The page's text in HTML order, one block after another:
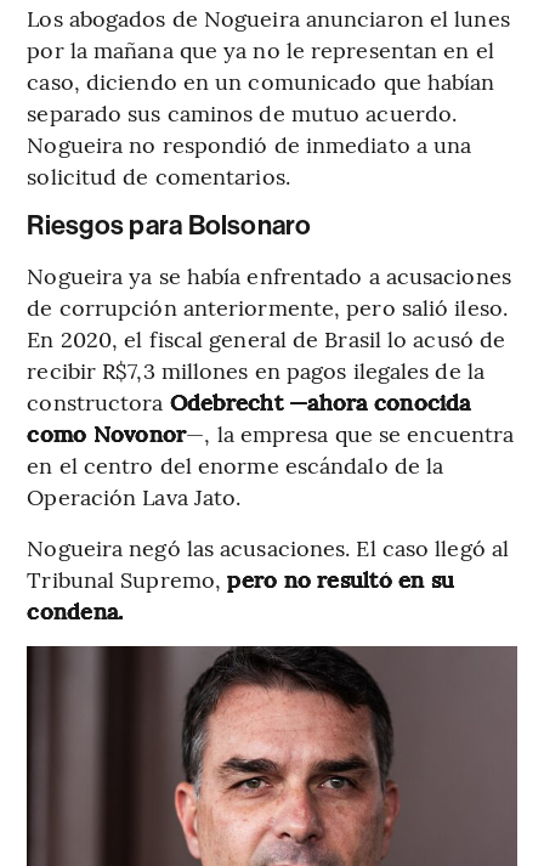
Los abogados de Nogueira anunciaron el lunes
por la mañana que ya no le representan en el
caso, diciendo en un comunicado que habían
separado sus caminos de mutuo acuerdo.
Nogueira no respondió de inmediato a una
solicitud de comentarios.
Riesgos para Bolsonaro
Nogueira ya se había enfrentado a acusaciones
de corrupción anteriormente, pero salió ileso.
En 2020, el fiscal general de Brasil lo acusó de
recibir R$7,3 millones en pagos ilegales de la
constructora Odebrecht —ahora conocida
como Novonor—, la empresa que se encuentra
en el centro del enorme escándalo de la
Operación Lava Jato.
Nogueira negó las acusaciones. El caso llegó al
Tribunal Supremo, pero no resultó en su
condena.